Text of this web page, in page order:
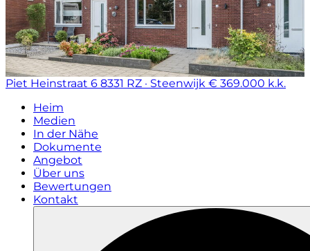
Piet Heinstraat 6 8331 RZ · Steenwijk € 369.000 k.k.
Heim
Medien
In der Nähe
Dokumente
Angebot
Über uns
Bewertungen
Kontakt